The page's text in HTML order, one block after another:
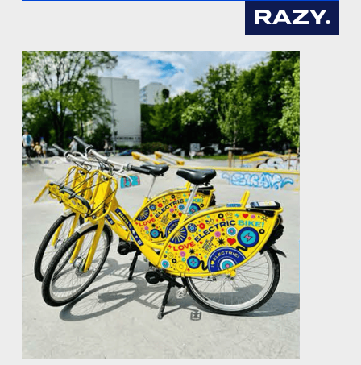
RAZY.